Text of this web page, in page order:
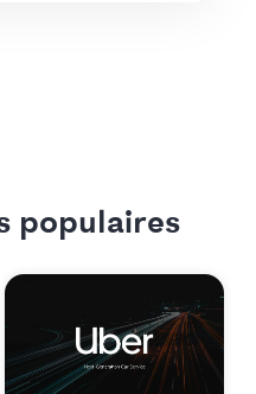
populaires